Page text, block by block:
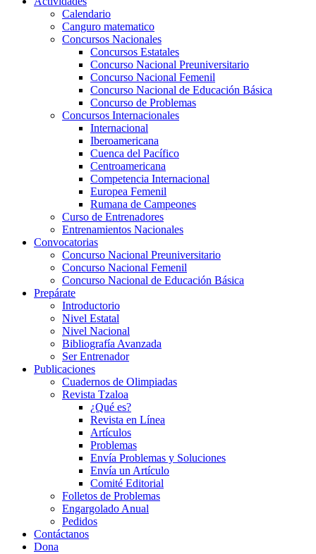
Calendario
Canguro matematico
Concursos Nacionales
Concursos Estatales
Concurso Nacional Preuniversitario
Concurso Nacional Femenil
Concurso Nacional de Educación Básica
Concurso de Problemas
Concursos Internacionales
Internacional
Iberoamericana
Cuenca del Pacífico
Centroamericana
Competencia Internacional
Europea Femenil
Rumana de Campeones
Curso de Entrenadores
Entrenamientos Nacionales
Convocatorias
Concurso Nacional Preuniversitario
Concurso Nacional Femenil
Concurso Nacional de Educación Básica
Prepárate
Introductorio
Nivel Estatal
Nivel Nacional
Bibliografía Avanzada
Ser Entrenador
Publicaciones
Cuadernos de Olimpiadas
Revista Tzaloa
¿Qué es?
Revista en Línea
Artículos
Problemas
Envía Problemas y Soluciones
Envía un Artículo
Comité Editorial
Folletos de Problemas
Engargolado Anual
Pedidos
Contáctanos
Dona